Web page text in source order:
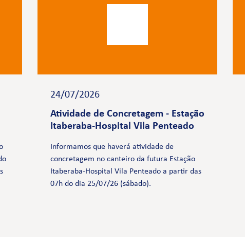
24/07/2026
Atividade de Concretagem - Estação
Itaberaba-Hospital Vila Penteado
Informamos que haverá atividade de
concretagem no canteiro da futura Estação
Itaberaba-Hospital Vila Penteado a partir das
07h do dia 25/07/26 (sábado).